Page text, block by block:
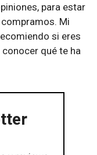
para estar
Mi
si eres
qué te ha